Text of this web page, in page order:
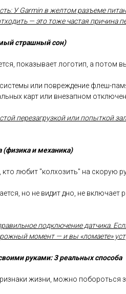
У Garmin в желтом разъеме
— это тоже частая причина
страшный сон)
показывает логотип, а потом
или повреждение флеш-
карт или внезапном
перезагрузкой или попыткой
(физика и механика)
кто любит "колхозить" на скорую
но не видит дно, не включает
подключение датчика.
момент — и вы «ломаете»
руками: 3 реальных способа
жизни, можно побороться